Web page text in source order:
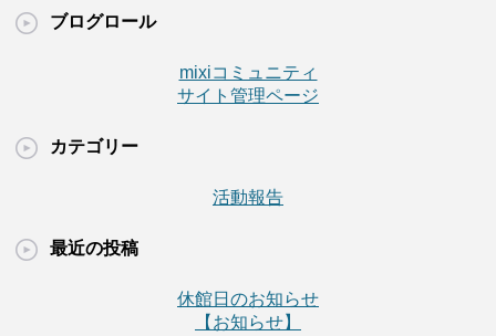
ブログロール
mixiコミュニティ
サイト管理ページ
カテゴリー
活動報告
最近の投稿
休館日のお知らせ
【お知らせ】